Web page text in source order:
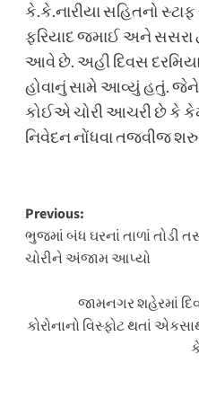
કે.કે.નારીયા સહિતનો
ફરિયાદ જમાઈ અને સસરા
આવે છે. અહી દિવસ
હોવાનું સામે આવ્યું હતું.
કોઈએ ચોરી આચરી છે કે
નિવેદન નોંધવા તજવીજ શરુ
Post
navigation
Previous:
ભુજમાં બંધ ઘરનાં તાળાં તોડી
ચોરીને અંજામ આપ્યો
જામનગર શહેરમાં
કોરોનાનો વિસ્ફોટ થતાં